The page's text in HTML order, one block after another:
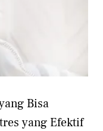
Bisa
yang Efektif